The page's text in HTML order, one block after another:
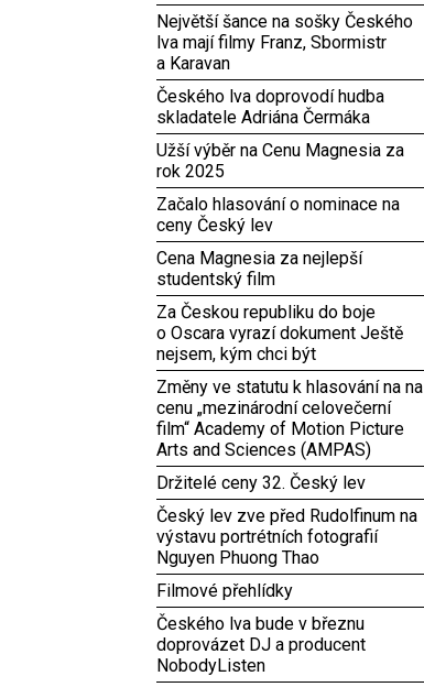
Největší šance na sošky Českého
lva mají filmy Franz, Sbormistr
a Karavan
Českého lva doprovodí hudba
skladatele Adriána Čermáka
Užší výběr na Cenu Magnesia za
rok 2025
Začalo hlasování o nominace na
ceny Český lev
Cena Magnesia za nejlepší
studentský film
Za Českou republiku do boje
o Oscara vyrazí dokument Ještě
nejsem, kým chci být
Změny ve statutu k hlasování na na
cenu „mezinárodní celovečerní
film“ Academy of Motion Picture
Arts and Sciences (AMPAS)
Držitelé ceny 32. Český lev
Český lev zve před Rudolfinum na
výstavu portrétních fotografií
Nguyen Phuong Thao
Filmové přehlídky
Českého lva bude v březnu
doprovázet DJ a producent
NobodyListen